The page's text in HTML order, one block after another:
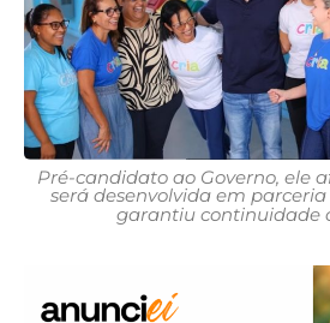
Pré-candidato ao Governo, ele
será desenvolvida em
garantiu continuidade